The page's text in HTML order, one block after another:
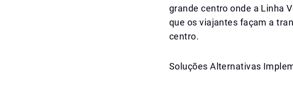
grande centro onde a Linha
que os viajantes façam a
centro.
Soluções Alternativas